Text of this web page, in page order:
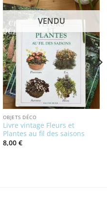
VENDU
OBJETS DÉCO
Livre vintage Fleurs et
Plantes au fil des saisons
8,00 €